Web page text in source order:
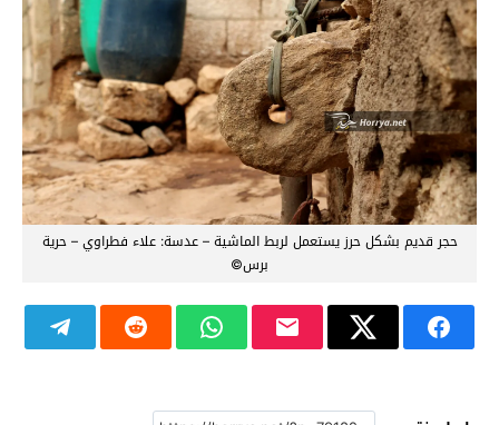
حجر قديم بشكل حرز يستعمل لربط الماشية – عدسة: علاء فطراوي – حرية
برس©